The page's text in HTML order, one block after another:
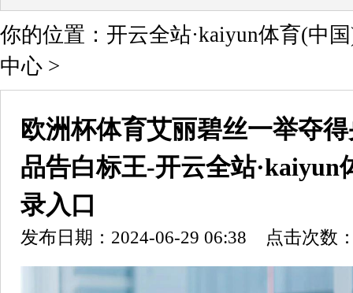
你的位置： 开云全站·kaiyun体育(中
中心 >
欧洲杯体育艾丽碧丝一举夺
品告白标王-开云全站·kaiyun
录入口
发布日期：2024-06-29 06:38 点击次数